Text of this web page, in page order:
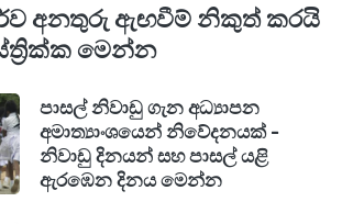
අනතුරු ඇඟවීම් නිකුත් කරයි
මෙන්න
පාසල් නිවාඩු ගැන අධ්‍යාපන
අමාත්‍යාංශයෙන් නිවේදනයක් -
නිවාඩු දිනයන් සහ පාසල් යළි
ඇරඹෙන දිනය මෙන්න